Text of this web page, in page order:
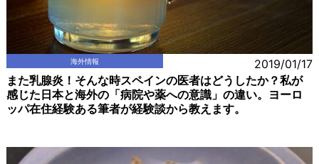
海外情報 2019/01/17
また乳腺炎！そんな時スペインの医者はどうしたか？私が
感じた日本と海外の「病院や薬への意識」の違い。ヨーロ
ッパ在住経験ある筆者が経験談から教えます。